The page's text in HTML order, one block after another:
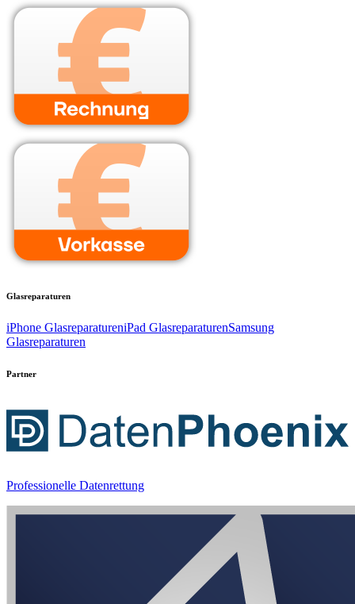
Glasreparaturen
iPhone GlasreparatureniPad GlasreparaturenSamsung
Glasreparaturen
Partner
Professionelle Datenrettung